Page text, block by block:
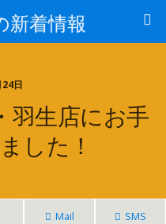
新着情報
日
羽生店にお手
した！
Mail SMS